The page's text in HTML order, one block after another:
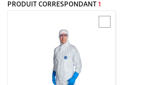
PRODUIT CORRESPONDANT 1